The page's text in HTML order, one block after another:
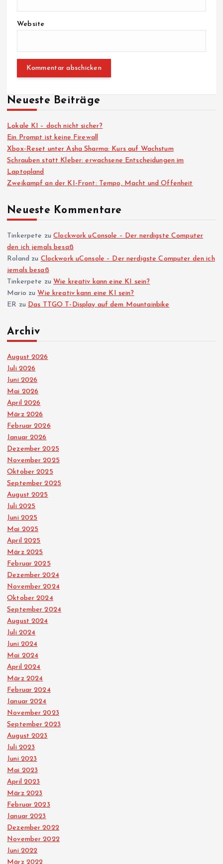
Website
Neueste Beiträge
Lokale KI – doch nicht sicher?
Ein Prompt ist keine Firewall
Xbox-Reset unter Asha Sharma: Kurs auf Wachstum
Schrauben statt Kleber: erwachsene Entscheidungen im
Laptopland
Zweikampf an der KI-Front: Tempo, Macht und Offenheit
Neueste Kommentare
Tinkerpete zuClockwork uConsole – Der nerdigste Computer
den ich jemals besaß
Roland zu Clockwork uConsole – Der nerdigste Computer den ich
jemals besaß
Tinkerpete zu Wie kreativ kann eine KI sein?
Mario zu Wie kreativ kann eine KI sein?
ER zu Das TTGO T-Display auf dem Mountainbike
Archiv
August 2026
Juli 2026
Juni 2026
Mai 2026
April 2026
März 2026
Februar 2026
Januar 2026
Dezember 2025
November 2025
Oktober 2025
September 2025
August 2025
Juli 2025
Juni 2025
Mai 2025
April 2025
März 2025
Februar 2025
Dezember 2024
November 2024
Oktober 2024
September 2024
August 2024
Juli 2024
Juni 2024
Mai 2024
April 2024
März 2024
Februar 2024
Januar 2024
November 2023
September 2023
August 2023
Juli 2023
Juni 2023
Mai 2023
April 2023
März 2023
Februar 2023
Januar 2023
Dezember 2022
November 2022
Juni 2022
März 2022